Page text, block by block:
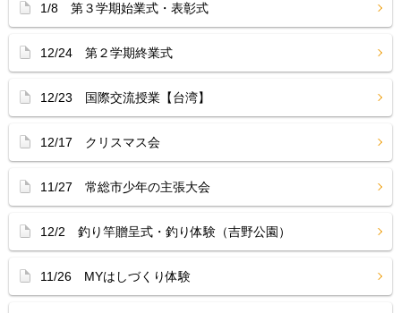
1/8 第３学期始業式・表彰式
12/24 第２学期終業式
12/23 国際交流授業【台湾】
12/17 クリスマス会
11/27 常総市少年の主張大会
12/2 釣り竿贈呈式・釣り体験（吉野公園）
11/26 MYはしづくり体験